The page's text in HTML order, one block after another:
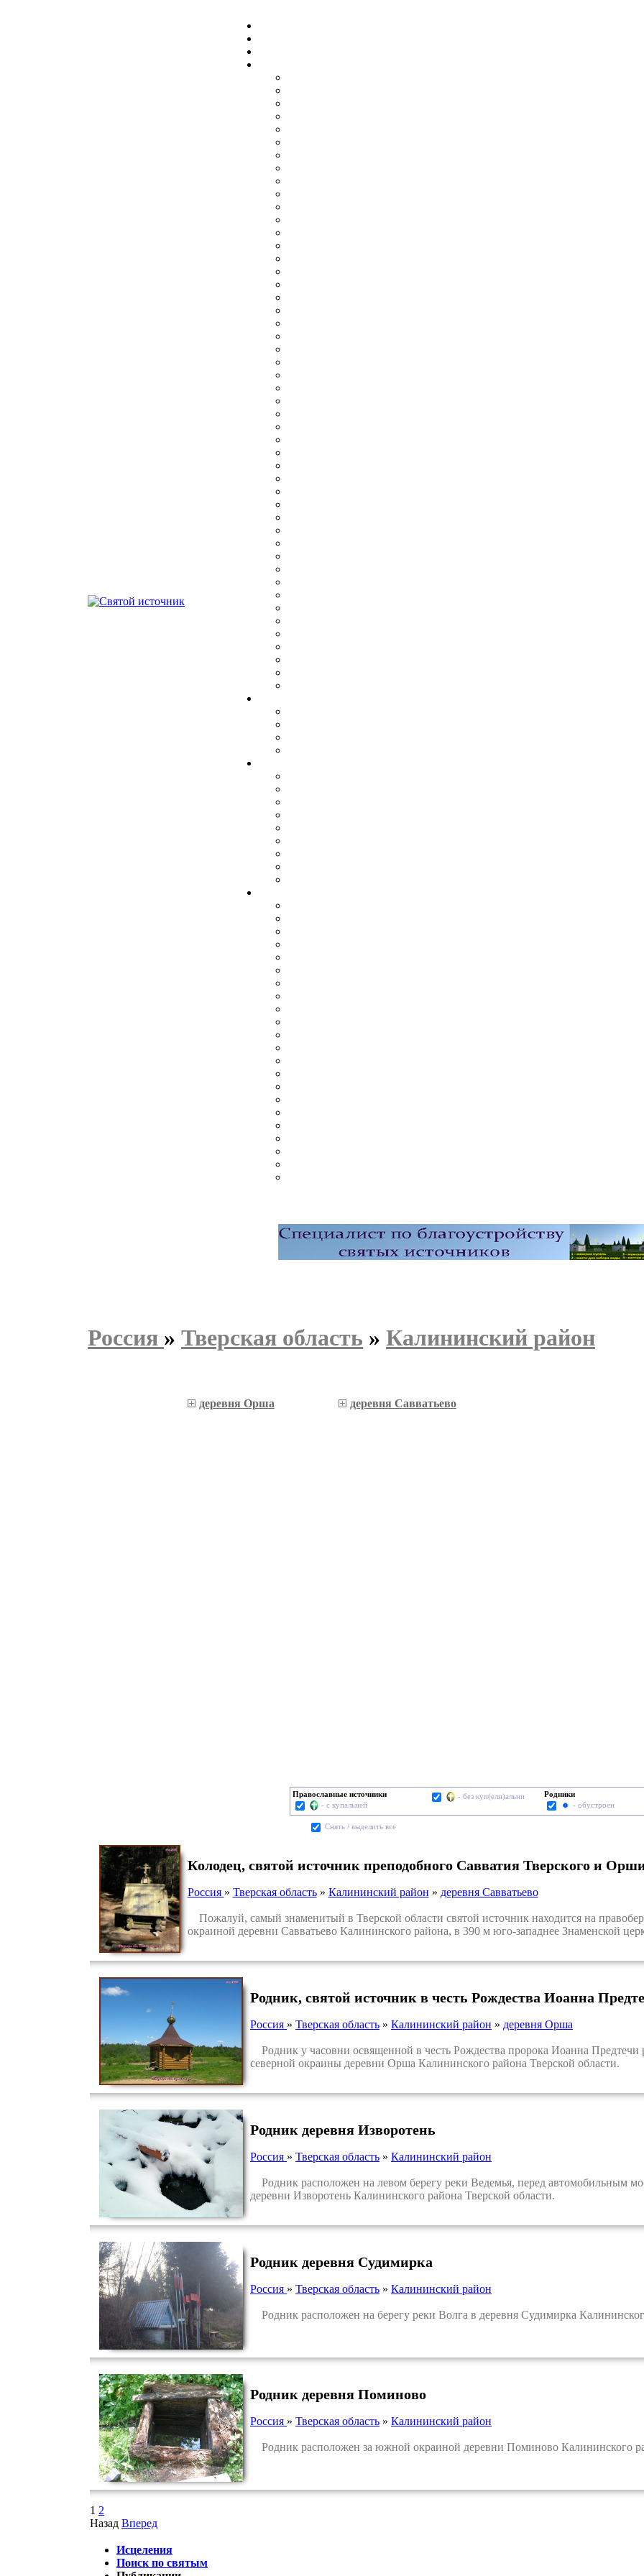
Россия » Тверская область » Калининский район
деревня Орша деревня Савватьево
Православные источники
- с купальней
- без куп(ели)альни
Родники
- обустроен
Cнять / выделить все
Колодец, святой источник преподобного Савватия Тверского и
Россия » Тверская область» Калининский район » деревня Савватьево
Пожалуй, самый знаменитый в Тверской области святой источник находится на
окраиной деревни Савватьево Калининского района, в 390 м юго-западнее Знаменской
Родник, святой источник в честь Рождества Иоанна
Россия » Тверская область » Калининский район » деревня Орша
Родник у часовни освященной в честь Рождества пророка Иоанна
северной окраины деревни Орша Калининского района Тверской области.
Родник деревня Изворотень
Россия » Тверская область » Калининский район
Родник расположен на левом берегу реки Ведемья, перед автомобильным
деревни Изворотень Калининского района Тверской области.
Родник деревня Судимирка
Россия » Тверская область » Калининский район
Родник расположен на берегу реки Волга в деревня Судимирка
Родник деревня Поминово
Россия » Тверская область » Калининский район
Родник расположен за южной окраиной деревни Поминово Калининского
1 2
Назад Вперед
Исцеления
Поиск по святым